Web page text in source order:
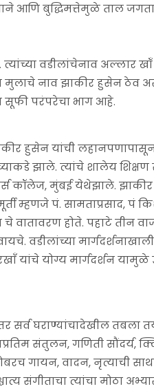
आणि बुद्धिमत्तेमुळे ताल
वडीलांचेनाव अल्लार
मुलाचे नाव झाकीर हुसेन ठेव
सूफी परंपरेचा भाग आहे.
हुसेन यांची
झाले. त्यांचे शालेय
कॉलेज, मुंबई येथेझाले.
म्हणजे पं. सामताप्रसाद, पं
वातावरण होते. पहाटे तीन
वडीलांच्या
यांचे योग्य मार्गदर्शन
सर्व घराण्यांचादेखील तबला
संतुलन, गणिती सौंदर्य,
गायन, वादन, नृत्याची
संगीताचा त्यांचा मोठा